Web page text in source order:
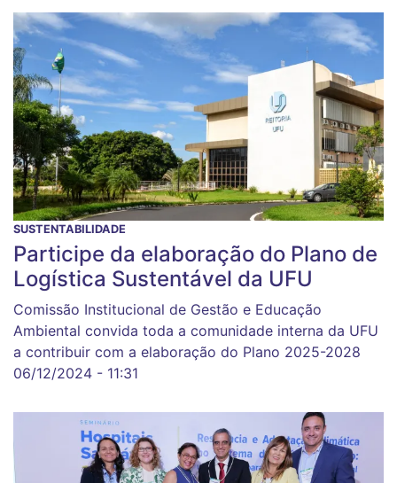
SUSTENTABILIDADE
Participe da elaboração do Plano de
Logística Sustentável da UFU
Comissão Institucional de Gestão e Educação
Ambiental convida toda a comunidade interna da UFU
a contribuir com a elaboração do Plano 2025-2028
06/12/2024 - 11:31